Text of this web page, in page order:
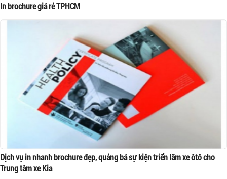
In brochure giá rẻ TPHCM
Dịch vụ in nhanh brochure đẹp, quảng bá sự kiện triển lãm xe ôtô cho
Trung tâm xe Kia